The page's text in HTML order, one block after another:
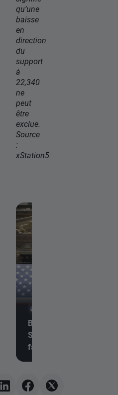
qu’une
baisse
en
direction
du
support
à
22,340
ne
peut
être
exclue.
Source
:
xStation5
Bilan quotidien 🗽 Wall
Street tient bon malgré la
faiblesse des valeurs du
pétrole